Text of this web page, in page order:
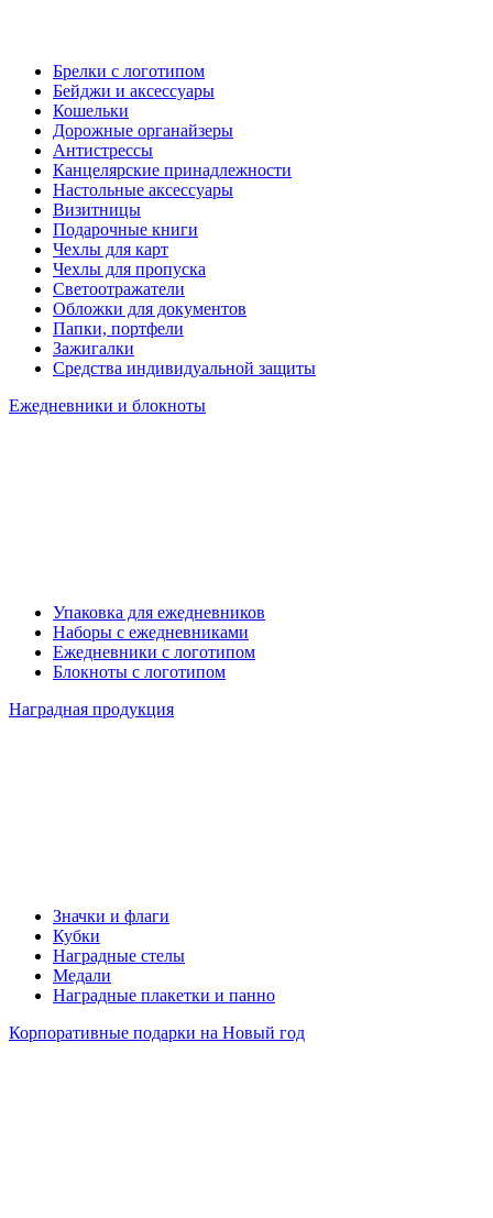
Брелки с логотипом
Бейджи и аксессуары
Кошельки
Дорожные органайзеры
Антистрессы
Канцелярские принадлежности
Настольные аксессуары
Визитницы
Подарочные книги
Чехлы для карт
Чехлы для пропуска
Светоотражатели
Обложки для документов
Папки, портфели
Зажигалки
Средства индивидуальной защиты
Ежедневники и блокноты
Упаковка для ежедневников
Наборы с ежедневниками
Ежедневники с логотипом
Блокноты с логотипом
Наградная продукция
Значки и флаги
Кубки
Наградные стелы
Медали
Наградные плакетки и панно
Корпоративные подарки на Новый год